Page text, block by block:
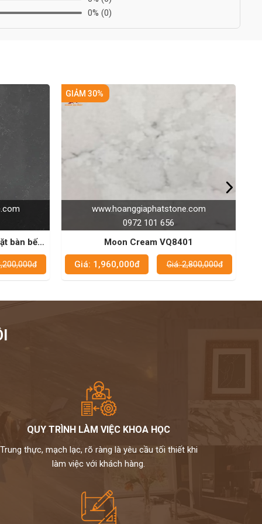
0% (0)
2,800,000đ
www.hoanggiaphatstone.com
0972 101 656
GIẢM 25%
Đá Vinaquartz VQ8003 - Đá nhân tạo
chất lượng cao
Giá: 2,400,000đ
Giá: 3,200,000đ
QUY TRÌNH LÀM VIỆC KHOA HỌC
Trung thực, mạch lạc, rõ ràng là yêu cầu tối thiết khi
làm việc với khách hàng.